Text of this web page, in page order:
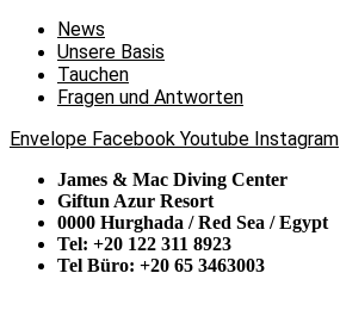
News
Unsere Basis
Tauchen
Fragen und Antworten
Envelope Facebook Youtube Instagram
James & Mac Diving Center
Giftun Azur Resort
0000 Hurghada / Red Sea / Egypt
Tel: +20 122 311 8923
Tel Büro: +20 65 3463003